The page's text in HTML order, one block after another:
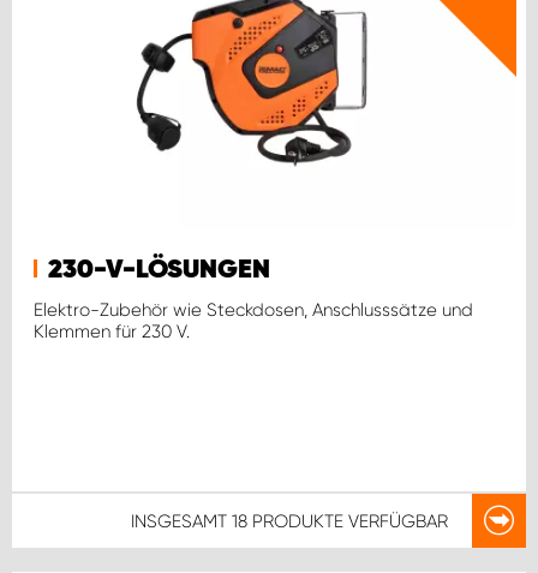
230-V-LÖSUNGEN
Elektro-Zubehör wie Steckdosen, Anschlusssätze und
Klemmen für 230 V.
INSGESAMT 18 PRODUKTE VERFÜGBAR